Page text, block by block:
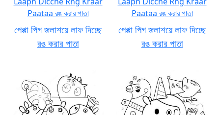
পেপ্পা পিগ জলাশয়ে লাফ দিচ্ছে
রঙ করার পাতা
পেপ্পা পিগ জলাশয়ে লাফ দিচ্ছে
রঙ করার পাতা